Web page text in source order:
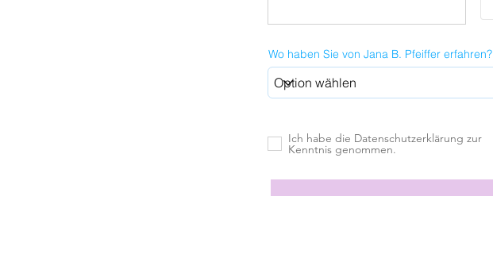
Wo haben Sie von Jana B. Pfeiffer erfahren?
Ich habe die Datenschutzerklärung zur
Kenntnis genommen.